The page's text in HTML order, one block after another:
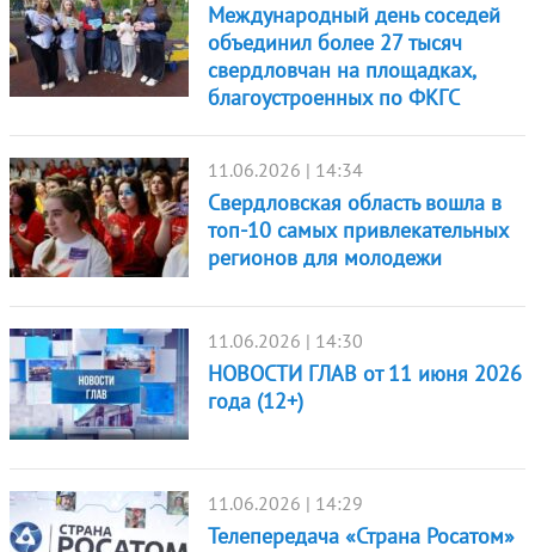
Международный день соседей
объединил более 27 тысяч
свердловчан на площадках,
благоустроенных по ФКГС
11.06.2026 | 14:34
Свердловская область вошла в
топ-10 самых привлекательных
регионов для молодежи
11.06.2026 | 14:30
НОВОСТИ ГЛАВ от 11 июня 2026
года (12+)
11.06.2026 | 14:29
Телепередача «Страна Росатом»